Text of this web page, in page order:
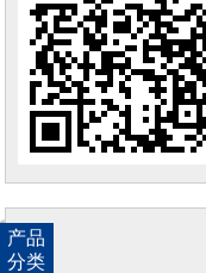
产品
分类